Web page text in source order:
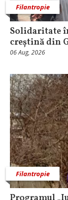
Filantropie
Solidaritate
creștină din
06 Aug, 2026
Filantropie